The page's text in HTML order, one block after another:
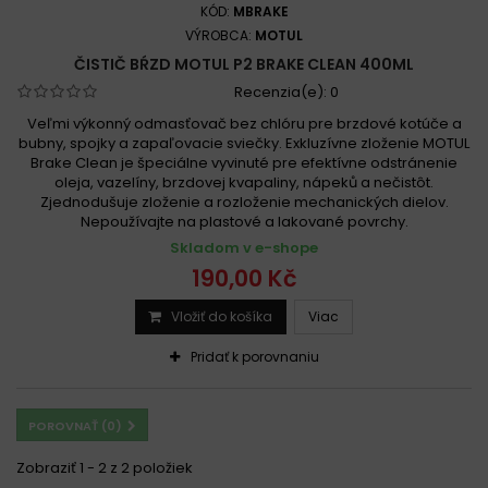
KÓD: MBRAKE
VÝROBCA: MOTUL
ČISTIČ BŔZD MOTUL P2 BRAKE CLEAN 400ML
Recenzia(e): 0
Veľmi výkonný odmasťovač bez chlóru pre brzdové kotúče a
bubny, spojky a zapaľovacie sviečky. Exkluzívne zloženie MOTUL
Brake Clean je špeciálne vyvinuté pre efektívne odstránenie
oleja, vazelíny, brzdovej kvapaliny, nápeků a nečistôt.
Zjednodušuje zloženie a rozloženie mechanických dielov.
Nepoužívajte na plastové a lakované povrchy.
Skladom v e-shope
190,00 Kč
Vložiť do košíka Viac
Pridať k porovnaniu
POROVNAŤ (0)
Zobraziť 1 - 2 z 2 položiek